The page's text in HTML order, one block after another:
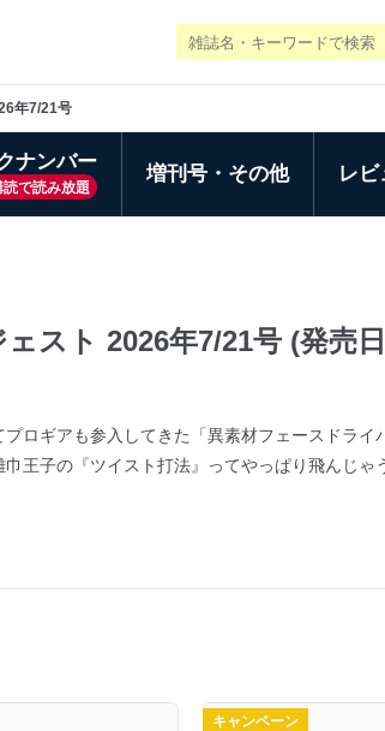
年7/21号
ナンバー
読で読み放題
増刊号・その他 レビ
スト 2026年7/21号 (発売
ロギアも参入してきた「異素材フェースドライ
王子の『ツイスト打法』ってやっぱり飛んじゃ
キャンペーン